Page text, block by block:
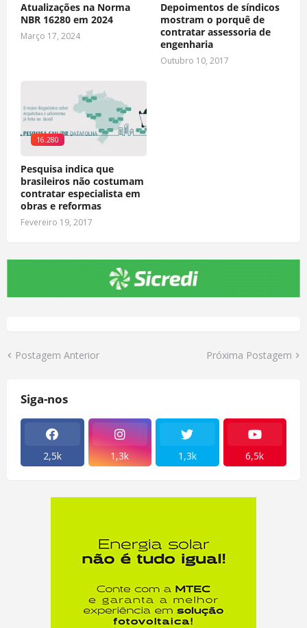
Atualizações na Norma
NBR 16280 em 2024
Março 17, 2024
Depoimentos de síndicos
mostram o porquê de
contratar assessoria de
engenharia
Outubro 10, 2017
16.280
Pesquisa indica que
brasileiros não costumam
contratar especialista em
obras e reformas
Fevereiro 19, 2017
Postagem Anterior Próxima Postagem
Siga-nos
2,5k 1,3k 1,3k 6,5k